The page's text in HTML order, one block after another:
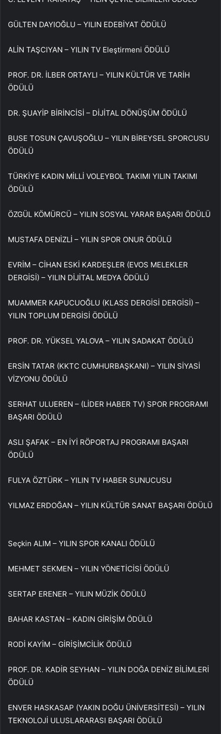
GÜLTEN DAYIOĞLU – YILIN EDEBİYAT ÖDÜLÜ
ALİN TAŞCIYAN – YILIN TV Eleştirmeni ÖDÜLÜ
PROF. DR. İLBER ORTAYLI – YILIN KÜLTÜR VE TARİH
ÖDÜLÜ
DR. ŞUAYİP BİRİNCİSİ – DİJİTAL DÖNÜŞÜM ÖDÜLÜ
BUSE TOSUN ÇAVUŞOĞLU – YILIN BİREYSEL SPORCUSU
ÖDÜLÜ
TÜRKİYE KADIN MİLLİ VOLEYBOL TAKIMI YILIN TAKIMI
ÖDÜLÜ
ÖZGÜL KÖMÜRCÜ – YILIN SOSYAL YARAR BAŞARI ÖDÜLÜ
MUSTAFA DENİZLİ – YILIN SPOR ONUR ÖDÜLÜ
EVRİM – CİHAN ESKİ KARDEŞLER (EVOS MELEKLER
DERGİSİ) – YILIN DİJİTAL MEDYA ÖDÜLÜ
MUAMMER KAPUCUOĞLU (KLASS DERGİSİ DERGİSİ) –
YILIN TOPLUM DERGİSİ ÖDÜLÜ
PROF. DR. YÜKSEL YALOVA – YILIN SADAKAT ÖDÜLÜ
ERSİN TATAR (KKTC CUMHURBAŞKANI) – YILIN SİYASİ
VİZYONU ÖDÜLÜ
SERHAT ULUEREN – (LİDER HABER TV) SPOR PROGRAMI
BAŞARI ÖDÜLÜ
ASLI ŞAFAK – EN İYİ RÖPORTAJ PROGRAMI BAŞARI
ÖDÜLÜ
FULYA ÖZTÜRK – YILIN TV HABER SUNUCUSU
YILMAZ ERDOĞAN – YILIN KÜLTÜR SANAT BAŞARI ÖDÜLÜ
Seçkin ALIM – YILIN SPOR KANALI ÖDÜLÜ
MEHMET SEKMEN – YILIN YÖNETİCİSİ ÖDÜLÜ
SERTAP ERENER – YILIN MÜZİK ÖDÜLÜ
BAHAR KASTAN – KADIN GİRİŞİM ÖDÜLÜ
RODİ KAYİM – GİRİŞİMCİLİK ÖDÜLÜ
PROF. DR. KADİR SEYHAN – YILIN DOĞA DENİZ BİLİMLERİ
ÖDÜLÜ
ENVER HASKASAP (YAKIN DOĞU ÜNİVERSİTESİ) – YILIN
TEKNOLOJİ ULUSLARARASI BAŞARI ÖDÜLÜ